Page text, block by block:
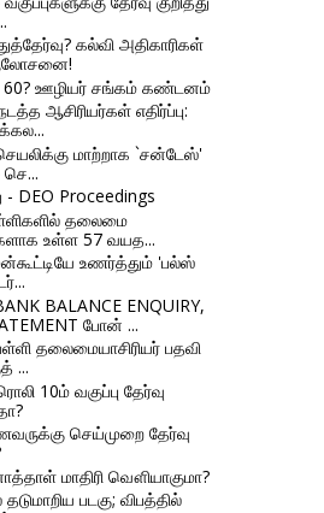
கல்வி அதிகாரிகள்
60? ஊழியர் சங்கம் கண்டனம்
ஆசிரியர்கள் எதிர்ப்பு:
மாற்றாக `சன்டேஸ்'
செ...
- DEO Proceedings
தலைமை
உள்ள 57 வயத...
உணர்த்தும் 'பல்ஸ்
BALANCE ENQUIRY,
போன் ...
தலைமையாசிரியர் பதவி
...
10ம் வகுப்பு தேர்வு
செய்முறை தேர்வு
மாதிரி வௌியாகுமா?
தடுமாறிய படகு; விபத்தில்